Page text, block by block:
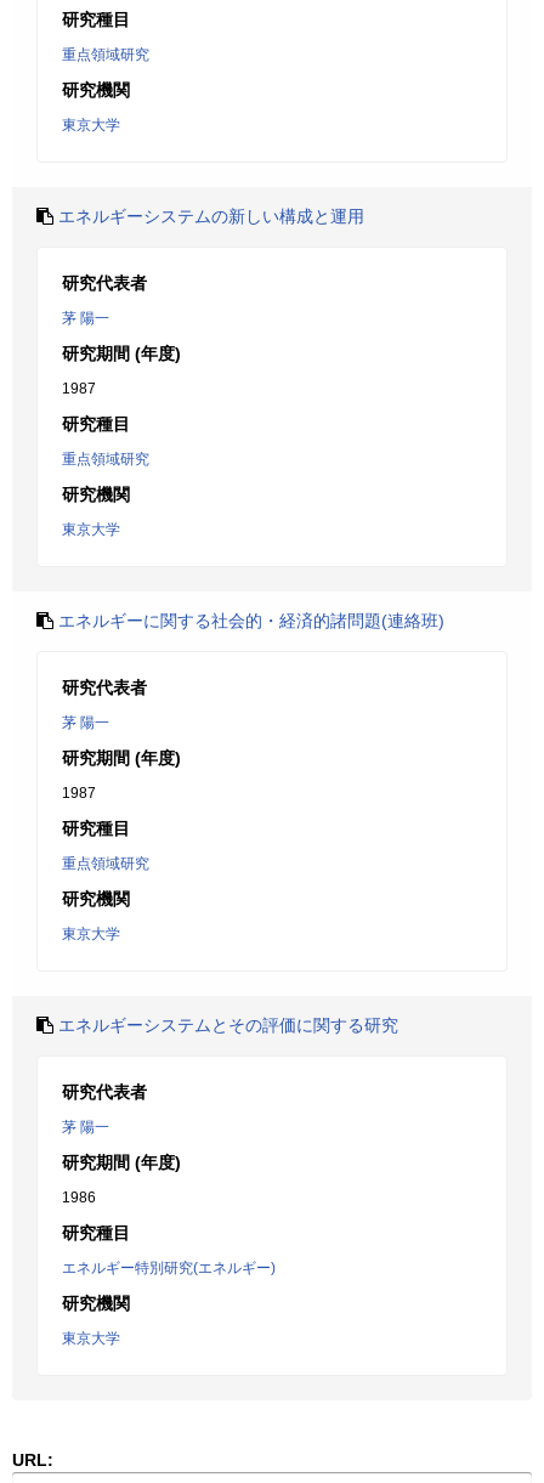
研究種目
重点領域研究
研究機関
東京大学
エネルギーシステムの新しい構成と運用
研究代表者
茅 陽一
研究期間 (年度)
1987
研究種目
重点領域研究
研究機関
東京大学
エネルギーに関する社会的・経済的諸問題(連絡班)
研究代表者
茅 陽一
研究期間 (年度)
1987
研究種目
重点領域研究
研究機関
東京大学
エネルギーシステムとその評価に関する研究
研究代表者
茅 陽一
研究期間 (年度)
1986
研究種目
エネルギー特別研究(エネルギー)
研究機関
東京大学
URL: